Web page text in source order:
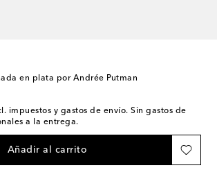
en plata por Andrée Putman
impuestos y gastos de envío. Sin gastos de
a la entrega.
Añadir al carrito